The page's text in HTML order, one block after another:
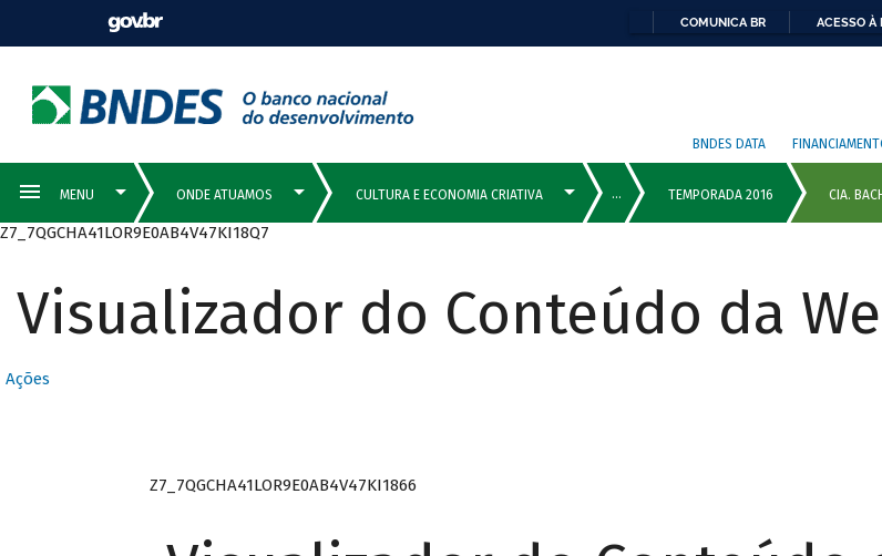
COMUNICA BR ACESSO À
BNDES DATA
Z7_7QGCHA41LOR9E0AB4V47KI18Q7
Visualizador do Conteúdo da
Ações
Z7_7QGCHA41LOR9E0AB4V47KI1866